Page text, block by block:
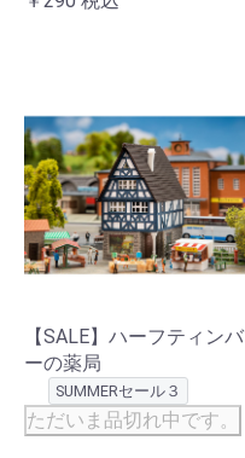
【SALE】ハーフティンバ
ーの薬局
SUMMERセール３
ただいま品切れ中です。